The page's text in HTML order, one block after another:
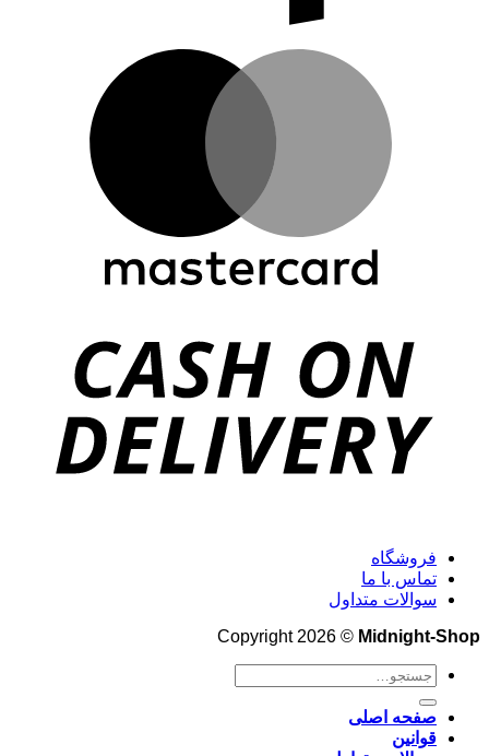
فروشگاه
تماس با ما
سوالات متداول
Copyright 2026 © Midnight-Shop
جستجو
صفحه اصلی
قوانین